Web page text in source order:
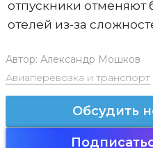
отпускники отменяют
отелей из-за
Автор: Александр Мошков
Авиаперевозка и транспорт
Обсудить